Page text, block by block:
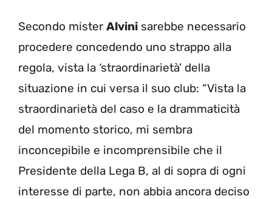
Secondo mister Alvini sarebbe necessario
procedere concedendo uno strappo alla
regola, vista la ‘straordinarietà’ della
situazione in cui versa il suo club: “Vista la
straordinarietà del caso e la drammaticità
del momento storico, mi sembra
inconcepibile e incomprensibile che il
Presidente della Lega B, al di sopra di ogni
interesse di parte, non abbia ancora deciso